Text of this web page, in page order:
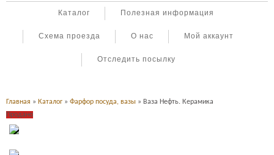
Каталог Полезная информация
Схема проезда О нас Мой аккаунт
Отследить посылку
Главная » Каталог » Фарфор посуда, вазы » Ваза Нефть. Керамика
Продано